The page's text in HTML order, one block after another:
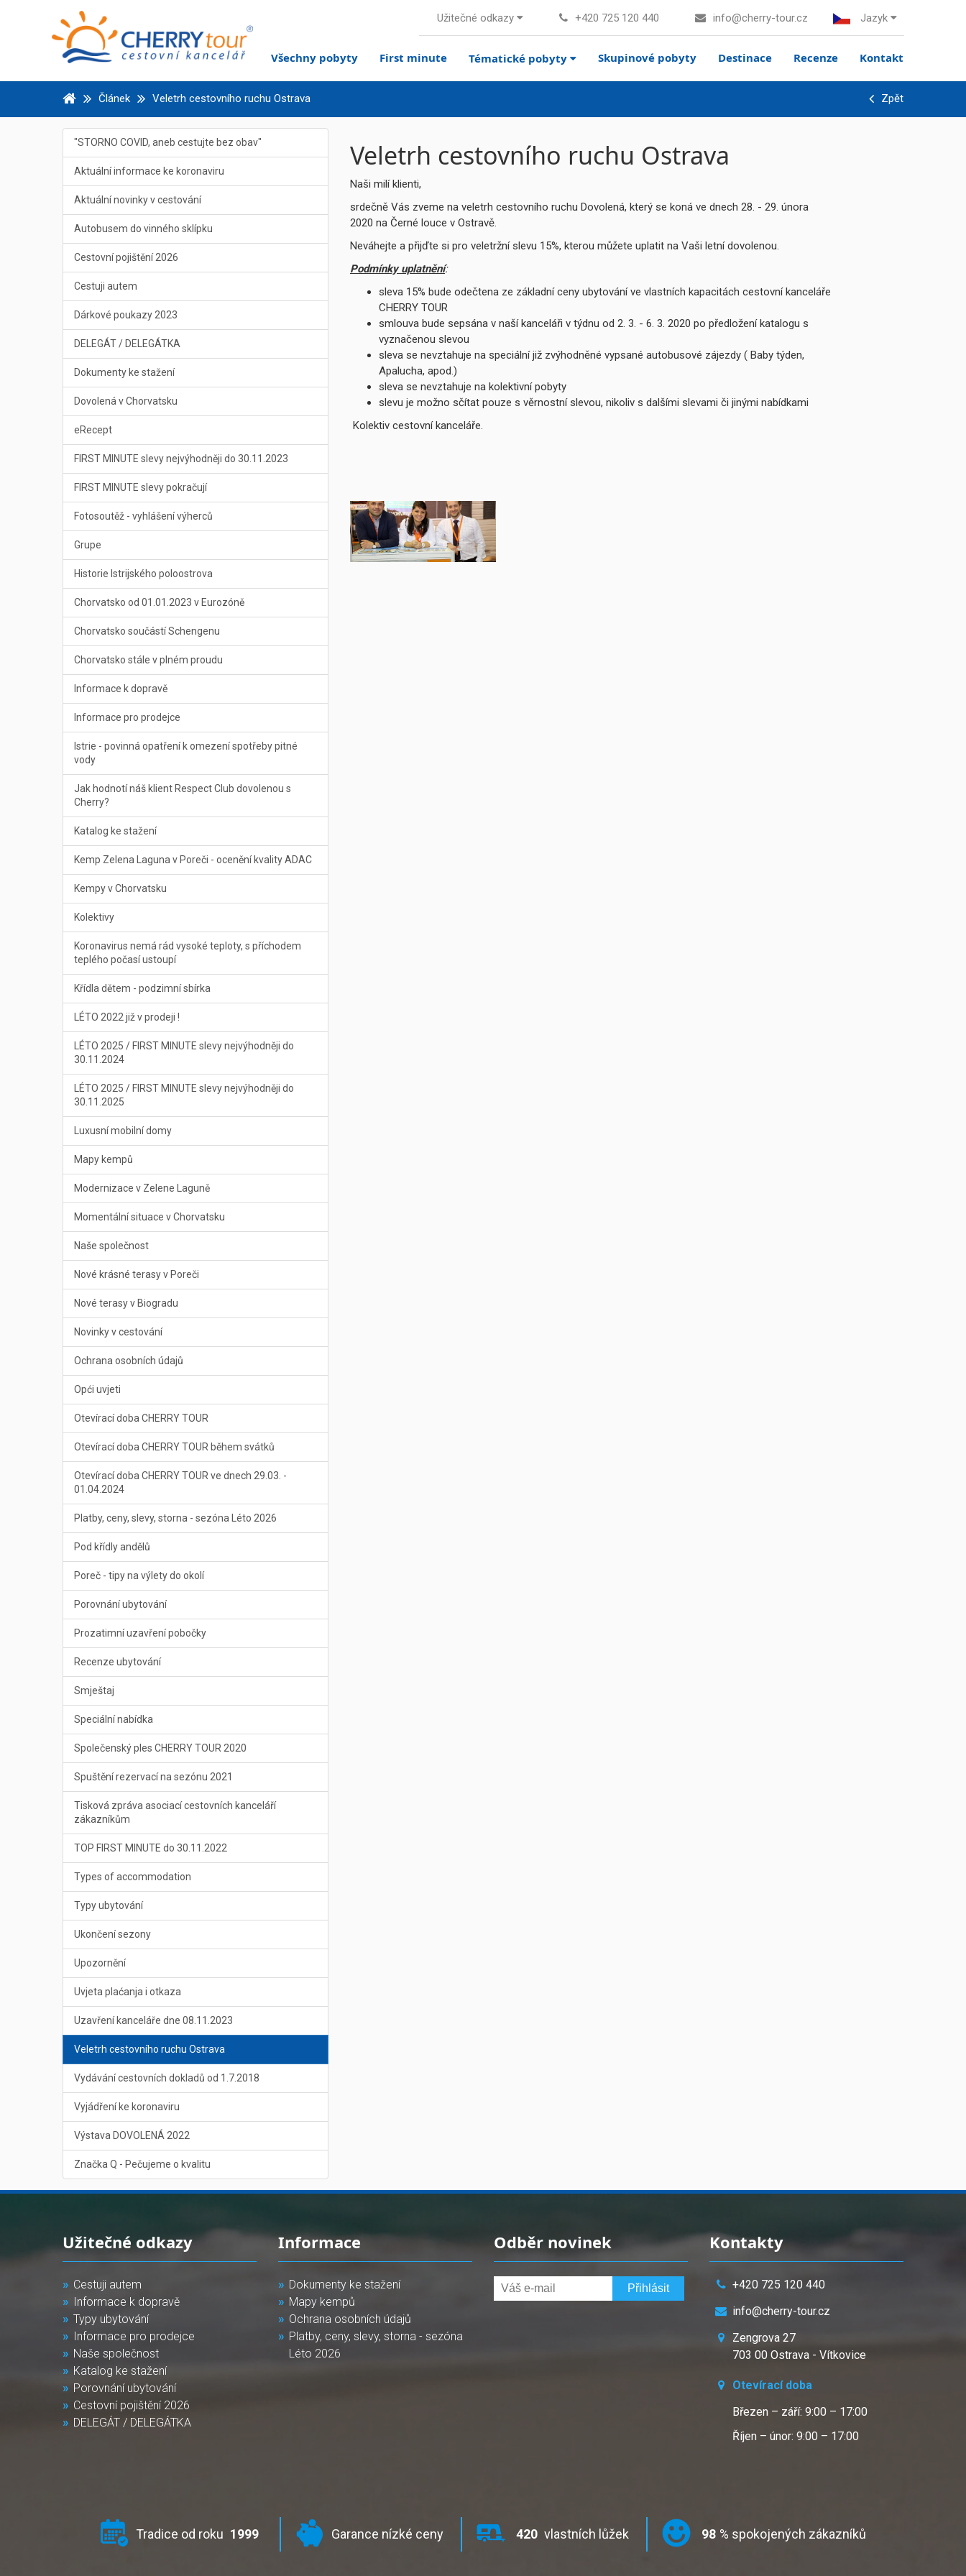
Užitečné odkazy +420 725 120 440 Jazyk
info@cherry-tour.cz
Všechny pobyty First minute Tématické pobyty Skupinové pobyty Destinace Recenze Kontakt
Článek Veletrh cestovního ruchu Ostrava Zpět
"STORNO COVID, aneb cestujte bez obav"
Aktuální informace ke koronaviru
Aktuální novinky v cestování
Autobusem do vinného sklípku
Cestovní pojištění 2026
Cestuji autem
Dárkové poukazy 2023
DELEGÁT / DELEGÁTKA
Dokumenty ke stažení
Dovolená v Chorvatsku
eRecept
FIRST MINUTE slevy nejvýhodněji do 30.11.2023
FIRST MINUTE slevy pokračují
Fotosoutěž - vyhlášení výherců
Grupe
Historie Istrijského poloostrova
Chorvatsko od 01.01.2023 v Eurozóně
Chorvatsko součástí Schengenu
Chorvatsko stále v plném proudu
Informace k dopravě
Informace pro prodejce
Istrie - povinná opatření k omezení spotřeby pitné
vody
Jak hodnotí náš klient Respect Club dovolenou s
Cherry?
Katalog ke stažení
Kemp Zelena Laguna v Poreči - ocenění kvality ADAC
Kempy v Chorvatsku
Kolektivy
Koronavirus nemá rád vysoké teploty, s příchodem
teplého počasí ustoupí
Křídla dětem - podzimní sbírka
LÉTO 2022 již v prodeji !
LÉTO 2025 / FIRST MINUTE slevy nejvýhodněji do
30.11.2024
LÉTO 2025 / FIRST MINUTE slevy nejvýhodněji do
30.11.2025
Luxusní mobilní domy
Mapy kempů
Modernizace v Zelene Laguně
Momentální situace v Chorvatsku
Naše společnost
Nové krásné terasy v Poreči
Nové terasy v Biogradu
Novinky v cestování
Ochrana osobních údajů
Opći uvjeti
Otevírací doba CHERRY TOUR
Otevírací doba CHERRY TOUR během svátků
Otevírací doba CHERRY TOUR ve dnech 29.03. -
01.04.2024
Platby, ceny, slevy, storna - sezóna Léto 2026
Pod křídly andělů
Poreč - tipy na výlety do okolí
Porovnání ubytování
Prozatimní uzavření pobočky
Recenze ubytování
Smještaj
Speciální nabídka
Společenský ples CHERRY TOUR 2020
Spuštění rezervací na sezónu 2021
Tisková zpráva asociací cestovních kanceláří
zákazníkům
TOP FIRST MINUTE do 30.11.2022
Types of accommodation
Typy ubytování
Ukončení sezony
Upozornění
Uvjeta plaćanja i otkaza
Uzavření kanceláře dne 08.11.2023
Veletrh cestovního ruchu Ostrava
Vydávání cestovních dokladů od 1.7.2018
Vyjádření ke koronaviru
Výstava DOVOLENÁ 2022
Značka Q - Pečujeme o kvalitu
Veletrh cestovního ruchu Ostrava
Naši milí klienti,
srdečně Vás zveme na veletrh cestovního ruchu Dovolená, který se koná ve dnech 28. - 29. února
2020 na Černé louce v Ostravě.
Neváhejte a přijďte si pro veletržní slevu 15%, kterou můžete uplatit na Vaši letní dovolenou.
Podmínky uplatnění:
sleva 15% bude odečtena ze základní ceny ubytování ve vlastních kapacitách cestovní kanceláře
CHERRY TOUR
smlouva bude sepsána v naší kanceláři v týdnu od 2. 3. - 6. 3. 2020 po předložení katalogu s
vyznačenou slevou
sleva se nevztahuje na speciální již zvýhodněné vypsané autobusové zájezdy ( Baby týden,
Apalucha, apod.)
sleva se nevztahuje na kolektivní pobyty
slevu je možno sčítat pouze s věrnostní slevou, nikoliv s dalšími slevami či jinými nabídkami
Kolektiv cestovní kanceláře.
Užitečné odkazy
Cestuji autem
Informace k dopravě
Typy ubytování
Informace pro prodejce
Naše společnost
Katalog ke stažení
Porovnání ubytování
Cestovní pojištění 2026
DELEGÁT / DELEGÁTKA
Informace
Dokumenty ke stažení
Mapy kempů
Ochrana osobních údajů
Platby, ceny, slevy, storna - sezóna
Léto 2026
Odběr novinek Kontakty
+420 725 120 440
info@cherry-tour.cz
Zengrova 27
703 00 Ostrava - Vítkovice
Otevírací doba
Březen – září: 9:00 – 17:00
Říjen – únor: 9:00 – 17:00
Tradice od roku 1999 Garance nízké ceny 420 vlastních lůžek 98 % spokojených zákazníků